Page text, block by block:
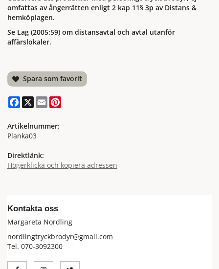
omfattas av ångerrätten enligt 2 kap 11§ 3p av Distans &
hemköplagen.
Se Lag (2005:59) om distansavtal och avtal utanför
affärslokaler.
Spara som favorit
Facebook
X Email
Artikelnummer:
Planka03
Direktlänk:
Högerklicka och kopiera adressen
Kontakta oss
Margareta Nordling
nordlingtryckbrodyr@gmail.com
Tel. 070-3092300